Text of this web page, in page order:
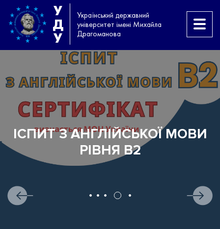
У
Д
У
Український державний
університет імені Михайла
Драгоманова
ІСПИТ З АНГЛІЙСЬКОЇ МОВИ
РІВНЯ B2